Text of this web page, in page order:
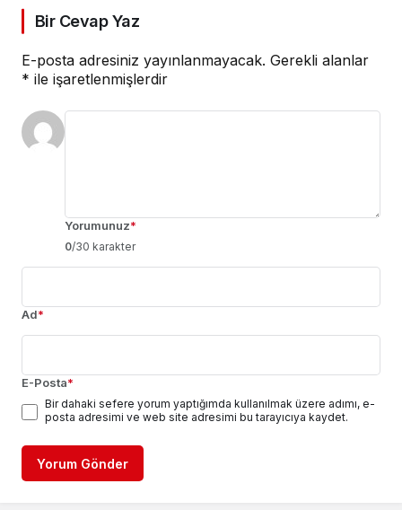
Bir Cevap Yaz
E-posta adresiniz yayınlanmayacak. Gerekli alanlar
* ile işaretlenmişlerdir
Yorumunuz*
0/30 karakter
Ad*
E-Posta*
Bir dahaki sefere yorum yaptığımda kullanılmak üzere adımı, e-
posta adresimi ve web site adresimi bu tarayıcıya kaydet.
Yorum Gönder